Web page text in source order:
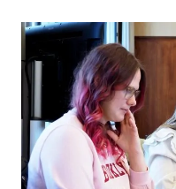
EEN
POP-
UP
STORE
IN
DE
BINNENSTAD
VAN
DOETINCHEM